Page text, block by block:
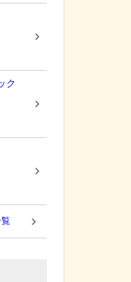
ク